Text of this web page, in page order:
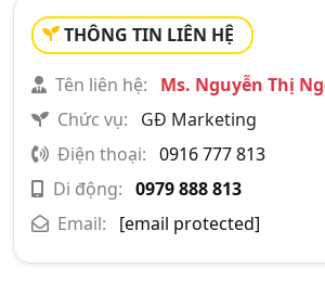
THÔNG TIN LIÊN HỆ
Tên liên hệ:
Ms. Nguyễn Thị
Chức vụ:
GĐ Marketing
Điện thoại: 0916 777 813
Di động: 0979 888 813
Email:
[email protected]